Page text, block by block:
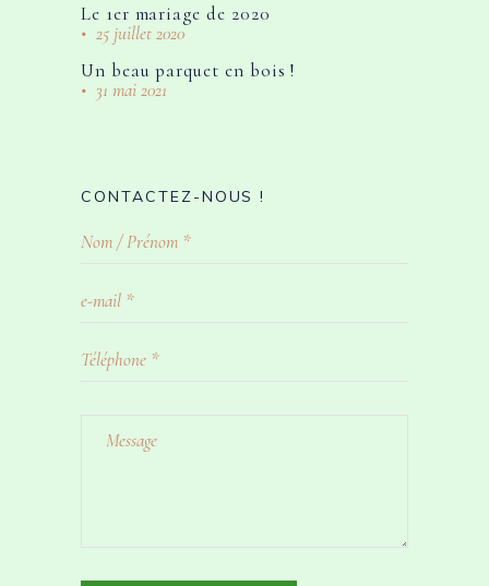
Le 1er mariage de 2020
25 juillet 2020
Un beau parquet en bois !
31 mai 2021
CONTACTEZ-NOUS !